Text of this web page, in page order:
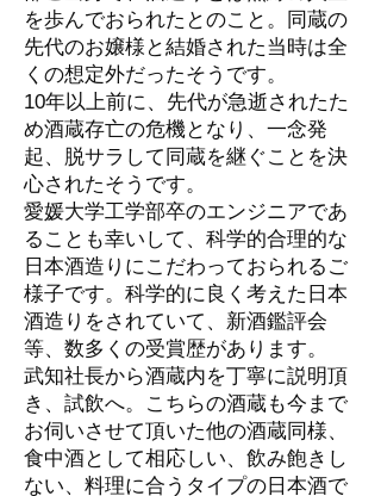
を歩んでおられたとのこと。同蔵の
先代のお嬢様と結婚された当時は全
くの想定外だったそうです。
10年以上前に、先代が急逝されたた
め酒蔵存亡の危機となり、一念発
起、脱サラして同蔵を継ぐことを決
心されたそうです。
愛媛大学工学部卒のエンジニアであ
ることも幸いして、科学的合理的な
日本酒造りにこだわっておられるご
様子です。科学的に良く考えた日本
酒造りをされていて、新酒鑑評会
等、数多くの受賞歴があります。
武知社長から酒蔵内を丁寧に説明頂
き、試飲へ。こちらの酒蔵も今まで
お伺いさせて頂いた他の酒蔵同様、
食中酒として相応しい、飲み飽きし
ない、料理に合うタイプの日本酒で